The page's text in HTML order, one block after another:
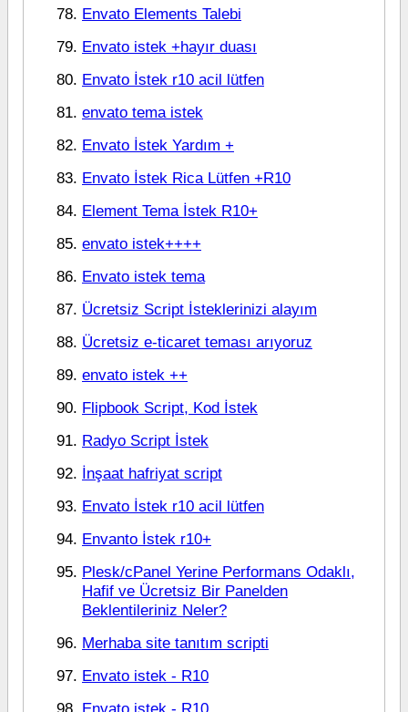
Envato Elements Talebi
Envato istek +hayır duası
Envato İstek r10 acil lütfen
envato tema istek
Envato İstek Yardım +
Envato İstek Rica Lütfen +R10
Element Tema İstek R10+
envato istek++++
Envato istek tema
Ücretsiz Script İsteklerinizi alayım
Ücretsiz e-ticaret teması arıyoruz
envato istek ++
Flipbook Script, Kod İstek
Radyo Script İstek
İnşaat hafriyat script
Envato İstek r10 acil lütfen
Envanto İstek r10+
Plesk/cPanel Yerine Performans Odaklı,
Hafif ve Ücretsiz Bir Panelden
Beklentileriniz Neler?
Merhaba site tanıtım scripti
Envato istek - R10
Envato istek - R10